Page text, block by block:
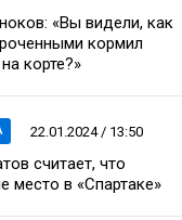
«Вы видели, как
кормил
корте?»
22.01.2024 / 13:50
считает, что
место в «Спартаке»